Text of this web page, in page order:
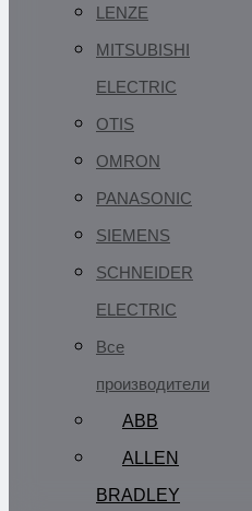
LENZE
MITSUBISHI
ELECTRIC
OTIS
OMRON
PANASONIC
SIEMENS
SCHNEIDER
ELECTRIC
Все
производители
ABB
ALLEN
BRADLEY